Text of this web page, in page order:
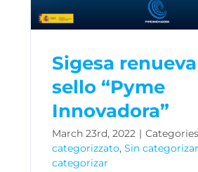
Sigesa
sello “Pyme
Innovadora”
March 23rd, 2022 |
categorizzato, Sin categorizar
categorizar